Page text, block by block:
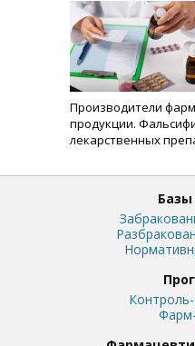
Производители
продукции.
лекарственных